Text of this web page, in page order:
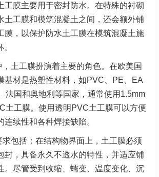
工膜主要用于密封防水。在特殊的衬砌
土工膜和模筑混凝土之间，还会额外铺
膜，以保护防水土工膜在模筑混凝土施
土工膜扮演着主要的角色。在欧美国
基材是热塑性材料，如PVC、PE、EA
法国和奥地利等国家，通常使用1.5mm
土工膜。使用透明PVC土工膜可以方便
续性和各种焊接缺陷。
求包括：在结构物界面上，土工膜必须
封，具备永久不透水的特性，并适应铺
。尽管受到收缩、蠕变、温度变化、沉